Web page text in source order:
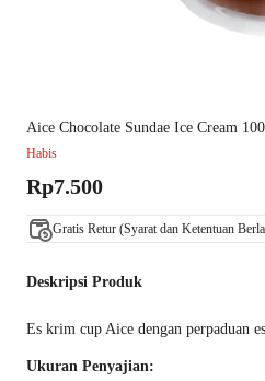
Aice Chocolate Sundae Ice Cream
Habis
Rp7.500
Gratis Retur (Syarat dan Ketentuan
Deskripsi Produk
Es krim cup Aice dengan perpaduan
Ukuran Penyajian: